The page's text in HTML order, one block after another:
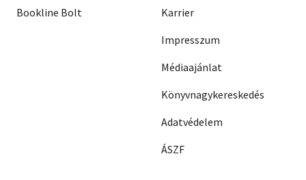
Bookline Bolt
Karrier
Impresszum
Médiaajánlat
Könyvnagykereskedés
Adatvédelem
ÁSZF